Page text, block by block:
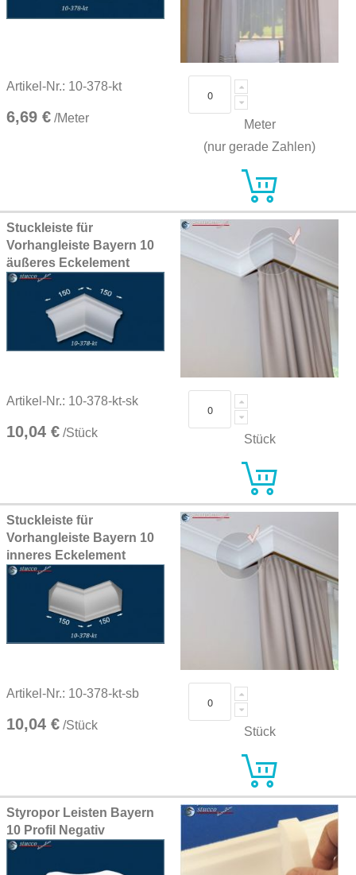
Artikel-Nr.: 10-378-kt
6,69 € /Meter
Meter
(nur gerade Zahlen)
Stuckleiste für
Vorhangleiste Bayern 10
äußeres Eckelement
Artikel-Nr.: 10-378-kt-sk
10,04 € /Stück Stück
Stuckleiste für
Vorhangleiste Bayern 10
inneres Eckelement
Artikel-Nr.: 10-378-kt-sb
10,04 € /Stück Stück
Styropor Leisten Bayern
10 Profil Negativ